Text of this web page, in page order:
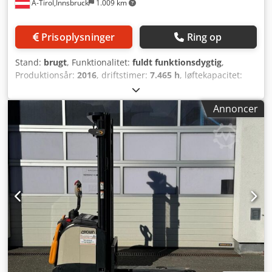
A-Tirol,Innsbruck 1.009 km
Prisoplysninger Ring op
Stand: brugt, Funktionalitet: fuldt funktionsdygtig,
Produktionsår: 2016, driftstimer: 7.465 h, løftekapacitet:
3.200 mm
mastetype:duplex, bygningshøjde:2.105 mm,
gaffellængde:
1.150 mm , tomvægt: 3.350 kg
, samlet
længde:2.950 mm, konstruktionsbredde:1.070 mm,
Elektrisk 3-hjulet gaffeltruck Masthøjde: Duplex Stand: Klar
til brug og fuldt funktionsdygtig Teknisk stand: god Batteri
Volt: 48V Batteri Ah: 500Ah Batteritype: PzS Dedpjzrcwmefx
Agxjkr Sideskift, 3. ventil, arbejdslygte foran, tagdækning,
forrude, halvkabine, fuld friløft, CE-certifikat,
vinduesvisker, 3-hjulet, sæde,
Annoncer